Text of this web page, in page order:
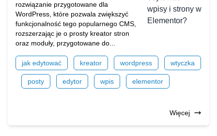
rozwiązanie przygotowane dla
WordPress, które pozwala zwiększyć
funkcjonalność tego popularnego CMS,
rozszerzając je o prosty kreator stron
oraz moduły, przygotowane do...
jak edytować kreator wordpress wtyczka
posty edytor wpis elementor
Więcej